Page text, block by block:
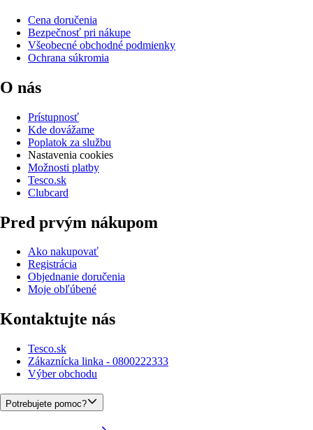
Cena doručenia
Bezpečnosť pri nákupe
Všeobecné obchodné podmienky
Ochrana súkromia
O nás
Prístupnosť
Kde dovážame
Poplatok za službu
Nastavenia cookies
Možnosti platby
Tesco.sk
Clubcard
Pred prvým nákupom
Ako nakupovať
Registrácia
Objednanie doručenia
Moje obľúbené
Kontaktujte nás
Tesco.sk
Zákaznícka linka - 0800222333
Výber obchodu
Potrebujete pomoc?